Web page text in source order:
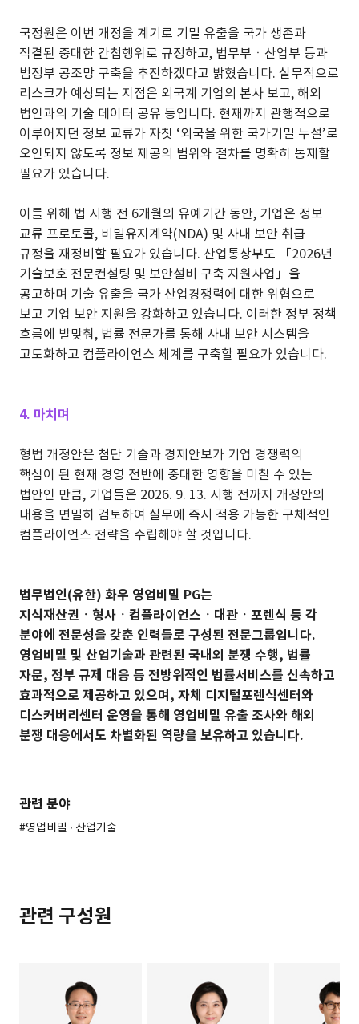
국정원은 이번 개정을 계기로 기밀 유출을 국가 생존과
직결된 중대한 간첩행위로 규정하고, 법무부ㆍ산업부 등과
범정부 공조망 구축을 추진하겠다고 밝혔습니다. 실무적으로
리스크가 예상되는 지점은 외국계 기업의 본사 보고, 해외
법인과의 기술 데이터 공유 등입니다. 현재까지 관행적으로
이루어지던 정보 교류가 자칫 ‘외국을 위한 국가기밀 누설’로
오인되지 않도록 정보 제공의 범위와 절차를 명확히 통제할
필요가 있습니다.
이를 위해 법 시행 전 6개월의 유예기간 동안, 기업은 정보
교류 프로토콜, 비밀유지계약(NDA) 및 사내 보안 취급
규정을 재정비할 필요가 있습니다. 산업통상부도 「2026년
기술보호 전문컨설팅 및 보안설비 구축 지원사업」을
공고하며 기술 유출을 국가 산업경쟁력에 대한 위협으로
보고 기업 보안 지원을 강화하고 있습니다. 이러한 정부 정책
흐름에 발맞춰, 법률 전문가를 통해 사내 보안 시스템을
고도화하고 컴플라이언스 체계를 구축할 필요가 있습니다.
4. 마치며
형법 개정안은 첨단 기술과 경제안보가 기업 경쟁력의
핵심이 된 현재 경영 전반에 중대한 영향을 미칠 수 있는
법안인 만큼, 기업들은 2026. 9. 13. 시행 전까지 개정안의
내용을 면밀히 검토하여 실무에 즉시 적용 가능한 구체적인
컴플라이언스 전략을 수립해야 할 것입니다.
법무법인(유한) 화우 영업비밀 PG는
지식재산권ㆍ형사ㆍ컴플라이언스ㆍ대관ㆍ포렌식 등 각
분야에 전문성을 갖춘 인력들로 구성된 전문그룹입니다.
영업비밀 및 산업기술과 관련된 국내외 분쟁 수행, 법률
자문, 정부 규제 대응 등 전방위적인 법률서비스를 신속하고
효과적으로 제공하고 있으며, 자체 디지털포렌식센터와
디스커버리센터 운영을 통해 영업비밀 유출 조사와 해외
분쟁 대응에서도 차별화된 역량을 보유하고 있습니다.
관련 분야
#영업비밀 ∙ 산업기술
관련 구성원